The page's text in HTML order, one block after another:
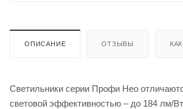
ОПИСАНИЕ ОТЗЫВЫ
Светильники серии Профи Нео
световой эффективностью – до 184 лм/